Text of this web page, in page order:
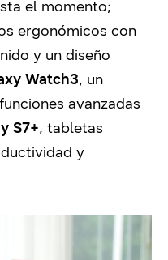
el momento;
ergonómicos con
y un diseño
Watch3, un
avanzadas
S7+, tabletas
y